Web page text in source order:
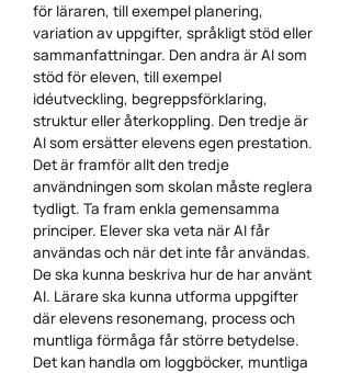
för läraren, till exempel planering,
variation av uppgifter, språkligt stöd eller
sammanfattningar. Den andra är AI som
stöd för eleven, till exempel
idéutveckling, begreppsförklaring,
struktur eller återkoppling. Den tredje är
AI som ersätter elevens egen prestation.
Det är framför allt den tredje
användningen som skolan måste reglera
tydligt. Ta fram enkla gemensamma
principer. Elever ska veta när AI får
användas och när det inte får användas.
De ska kunna beskriva hur de har använt
AI. Lärare ska kunna utforma uppgifter
där elevens resonemang, process och
muntliga förmåga får större betydelse.
Det kan handla om loggböcker, muntliga